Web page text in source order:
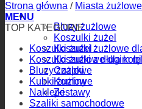
Odzież
Bluzy żużlowe
Koszulki żużel
Koszulki żużlowe
Koszulki z długim
Czapki
Kominy
Zestawy
Pamiątki żużlowe
Strona główna / Miasta żużlowe
MENU
TOP KATEGORIE
Koszulki żużel
Koszulki żużlowe dla
Bluzy żużlowe
Kubki żużlowe
Naklejki
Szaliki samochodowe